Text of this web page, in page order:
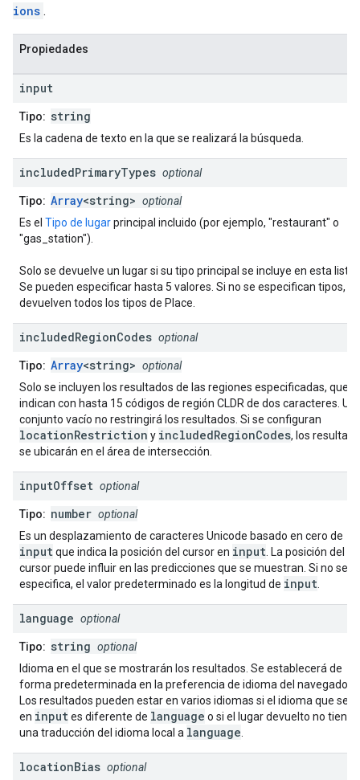
ions .
Propiedades
input
Tipo: string
Es la cadena de texto en la que se realizará la búsqueda.
includedPrimaryTypes optional
Tipo: Array<string> optional
Es el Tipo de lugarprincipal incluido (por ejemplo, "restaurant" o
"gas_station").
Solo se devuelve un lugar si su tipo principal se incluye en esta lista.
Se pueden especificar hasta 5 valores. Si no se especifican tipos, se
devuelven todos los tipos de Place.
includedRegionCodes optional
Tipo: Array<string> optional
Solo se incluyen los resultados de las regiones especificadas, que
indican con hasta 15 códigos de región CLDR de dos caracteres. Un
conjunto vacío no restringirá los resultados. Si se configuran
locationRestriction y includedRegionCodes, los
se ubicarán en el área de intersección.
inputOffset optional
Tipo: number optional
Es un desplazamiento de caracteres Unicode basado en cero de
inputque indica la posición del cursor en input . La posición del
cursor puede influir en las predicciones que se muestran. Si no se
especifica, el valor predeterminado es la longitud de input
language optional
Tipo: string optional
Idioma en el que se mostrarán los resultados. Se establecerá de
forma predeterminada en la preferencia de idioma del navegador.
Los resultados pueden estar en varios idiomas si el idioma que se
en inputes diferente de language o si el lugar devuelto no tiene
una traducción del idioma local a language
locationBias optional